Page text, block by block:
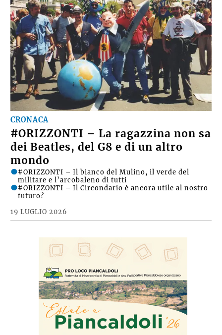
CRONACA
#ORIZZONTI – La ragazzina non sa
dei Beatles, del G8 e di un altro
mondo
19 LUGLIO 2026
#ORIZZONTI – Il bianco del Mulino, il verde del
militare e l’arcobaleno di tutti
#ORIZZONTI – Il Circondario è ancora utile al nostro
futuro?